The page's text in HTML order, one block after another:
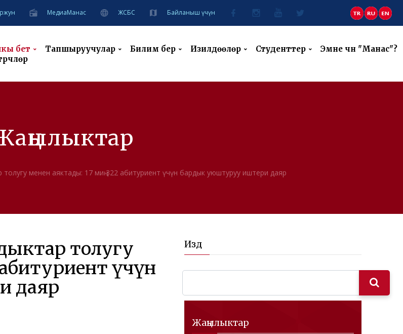
MeдиаМанас ЖСБС Байланыш үчүн
бет Тапшыруучулар Билим берүү Изилдөөлөр Студенттер
Эмне үчүн "Манас"?
толугу менен аяктады: 17 миң 322 абитуриент үчүн бардык уюштуруу иштери даяр
толугу
үчүн
даяр
Издөө
Жаңылыктар